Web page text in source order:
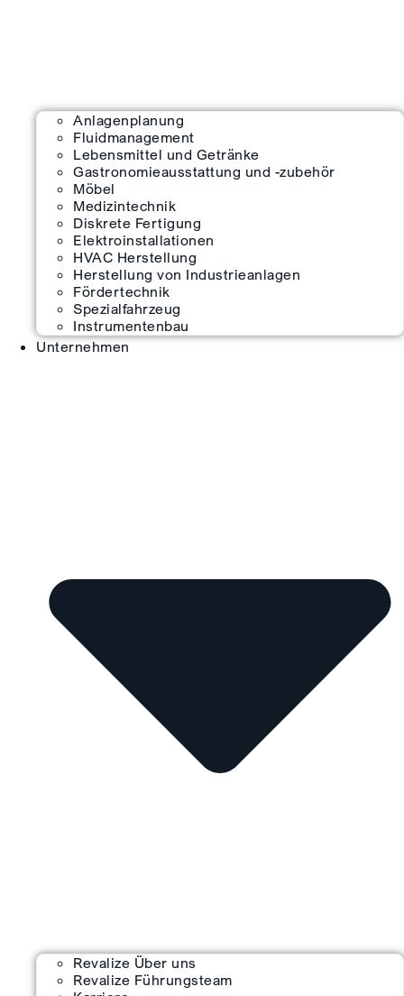
Anlagenplanung
Fluidmanagement
Lebensmittel und Getränke
Gastronomieausstattung und -zubehör
Möbel
Medizintechnik
Diskrete Fertigung
Elektroinstallationen
HVAC Herstellung
Herstellung von Industrieanlagen
Fördertechnik
Spezialfahrzeug
Instrumentenbau
Unternehmen
Revalize Über uns
Revalize Führungsteam